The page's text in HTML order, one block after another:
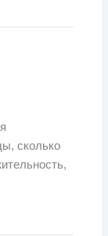
сколько